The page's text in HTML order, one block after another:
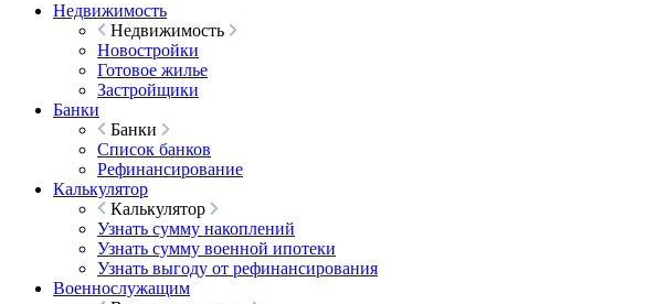
Недвижимость
Недвижимость
Новостройки
Готовое жилье
Застройщики
Банки
Банки
Список банков
Рефинансирование
Калькулятор
Калькулятор
Узнать сумму накоплений
Узнать сумму военной ипотеки
Узнать выгоду от рефинансирования
Военнослужащим